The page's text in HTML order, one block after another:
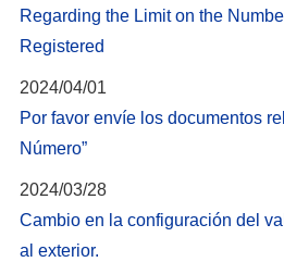
Regarding the Limit on the
Registered
2024/04/01
Por favor envíe los documentos
Número”
2024/03/28
Cambio en la configuración del
al exterior.